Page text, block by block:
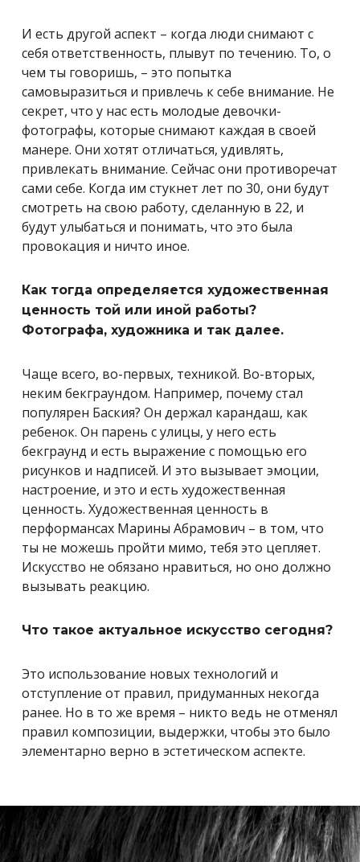
И есть другой аспект – когда люди снимают с
себя ответственность, плывут по течению. То, о
чем ты говоришь, – это попытка
самовыразиться и привлечь к себе внимание. Не
секрет, что у нас есть молодые девочки-
фотографы, которые снимают каждая в своей
манере. Они хотят отличаться, удивлять,
привлекать внимание. Сейчас они противоречат
сами себе. Когда им стукнет лет по 30, они будут
смотреть на свою работу, сделанную в 22, и
будут улыбаться и понимать, что это была
провокация и ничто иное.
Как тогда определяется художественная
ценность той или иной работы?
Фотографа, художника и так далее.
Чаще всего, во-первых, техникой. Во-вторых,
неким бекграундом. Например, почему стал
популярен Баския? Он держал карандаш, как
ребенок. Он парень с улицы, у него есть
бекграунд и есть выражение с помощью его
рисунков и надписей. И это вызывает эмоции,
настроение, и это и есть художественная
ценность. Художественная ценность в
перформансах Марины Абрамович – в том, что
ты не можешь пройти мимо, тебя это цепляет.
Искусство не обязано нравиться, но оно должно
вызывать реакцию.
Что такое актуальное искусство сегодня?
Это использование новых технологий и
отступление от правил, придуманных некогда
ранее. Но в то же время – никто ведь не отменял
правил композиции, выдержки, чтобы это было
элементарно верно в эстетическом аспекте.